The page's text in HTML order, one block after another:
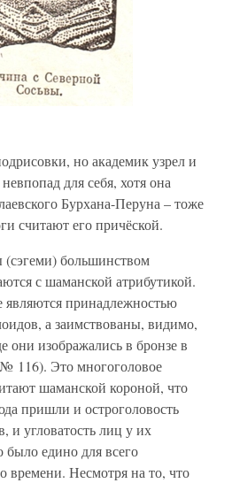
но академик узрел и
для себя, хотя она
Бурхана-Перуна – тоже
считают его причёской.
большинством
с шаманской атрибутикой.
являются принадлежностью
а заимствованы, видимо,
они изображались в бронзе в
116). Это многоголовое
шаманской короной, что
пришли и остроголовость
и угловатость лиц у их
было едино для всего
времени. Несмотря на то, что